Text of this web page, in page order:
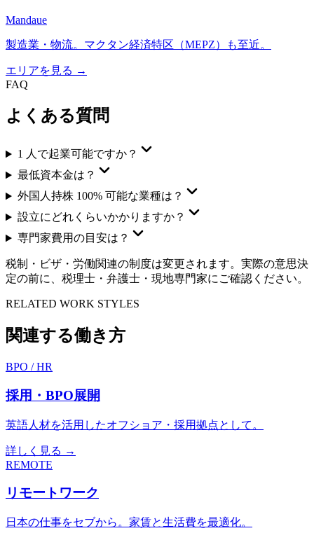
Mandaue
製造業・物流。マクタン経済特区（MEPZ）も至近。
エリアを見る →
FAQ
よくある質問
1 人で起業可能ですか？
最低資本金は？
外国人持株 100% 可能な業種は？
設立にどれくらいかかりますか？
専門家費用の目安は？
税制・ビザ・労働関連の制度は変更されます。実際の意思決
定の前に、税理士・弁護士・現地専門家にご確認ください。
RELATED WORK STYLES
関連する働き方
BPO / HR
採用・BPO展開
英語人材を活用したオフショア・採用拠点として。
詳しく見る →
REMOTE
リモートワーク
日本の仕事をセブから。家賃と生活費を最適化。